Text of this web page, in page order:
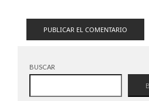
BUSCAR